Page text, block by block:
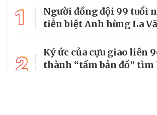
1
Người đồng đội 99 tuổi
tiễn biệt Anh hùng La
2
Ký ức của cựu giao liên
thành “tấm bản đồ” tìm